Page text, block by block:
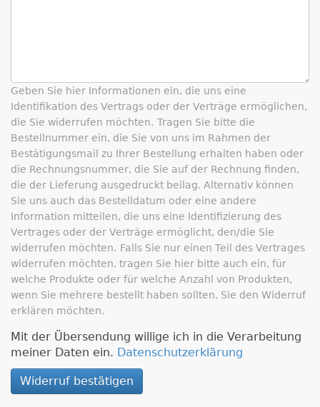
Geben Sie hier Informationen ein, die uns eine
Identifikation des Vertrags oder der Verträge ermöglichen,
die Sie widerrufen möchten. Tragen Sie bitte die
Bestellnummer ein, die Sie von uns im Rahmen der
Bestätigungsmail zu Ihrer Bestellung erhalten haben oder
die Rechnungsnummer, die Sie auf der Rechnung finden,
die der Lieferung ausgedruckt beilag. Alternativ können
Sie uns auch das Bestelldatum oder eine andere
Information mitteilen, die uns eine Identifizierung des
Vertrages oder der Verträge ermöglicht, den/die Sie
widerrufen möchten. Falls Sie nur einen Teil des Vertrages
widerrufen möchten, tragen Sie hier bitte auch ein, für
welche Produkte oder für welche Anzahl von Produkten,
wenn Sie mehrere bestellt haben sollten, Sie den Widerruf
erklären möchten.
Mit der Übersendung willige ich in die Verarbeitung
meiner Daten ein. Datenschutzerklärung
Widerruf bestätigen